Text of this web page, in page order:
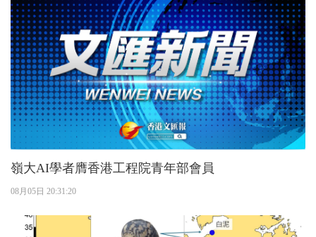
嶺大AI學者膺香港工程院青年部會員
08月05日 20:31:20